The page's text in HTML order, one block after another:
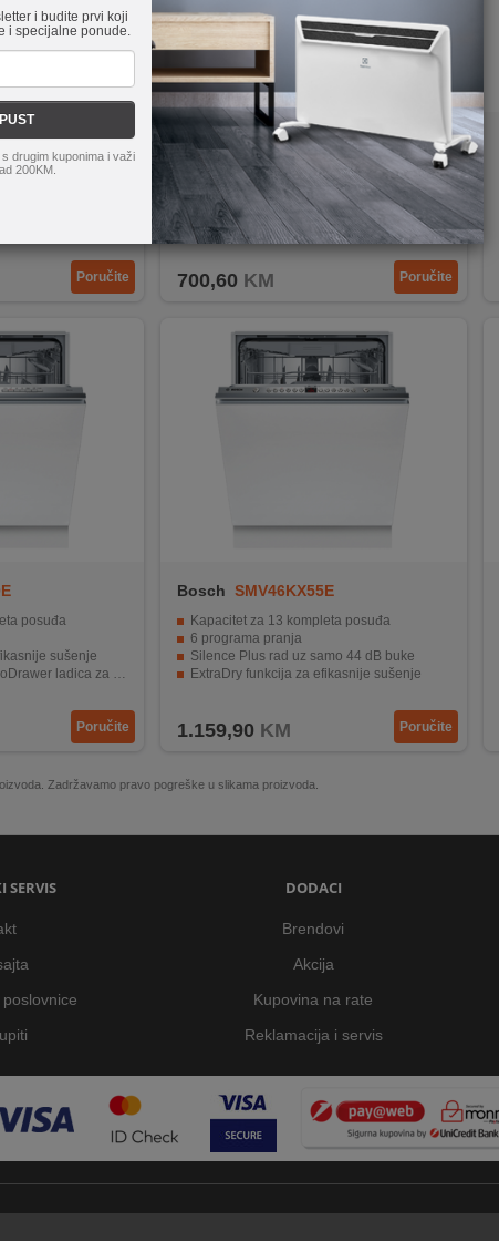
i budite prvi koji
i specijalne ponude.
drugim kuponima i važi
200KM.
pranje posuđa
od izljevanja
Poručite
Beko BDSN 153E3 X
BDSN 153E3 X
700,60 KM Poručite
posuđa
sušenje
za veću fleksibilnost
Poručite
Bosch SMV46KX55E
Kapacitet za 13 kompleta posuđa
6 programa pranja
Silence Plus rad uz samo 44 dB buke
ExtraDry funkcija za efikasnije sušenje
1.159,90 KM Poručite
Zadržavamo pravo pogreške u slikama proizvoda.
SERVIS DODACI
Brendovi
Akcija
Kupovina na rate
Reklamacija i servis